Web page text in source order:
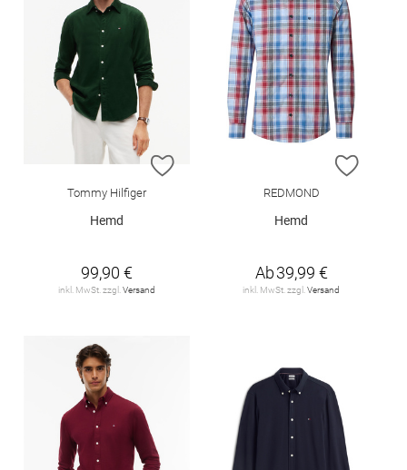
ZUR WUNSCHLISTE HINZUFÜGEN
Tommy Hilfiger
Hemd
99,90 €
inkl. MwSt. zzgl. Versand
ZUR
REDMOND
Hemd
Ab39,99 €
inkl. MwSt. zzgl. Versand